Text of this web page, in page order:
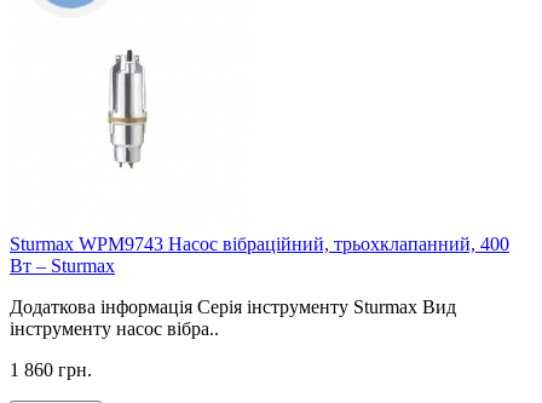
Sturmax WPM9743 Насос вібраційний, трьохклапанний, 400
Вт – Sturmax
Додаткова інформація Серія інструменту Sturmax Вид
інструменту насос вібра..
1 860 грн.